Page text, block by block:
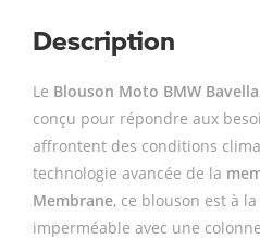
Description
Le Blouson Moto BMW
conçu pour répondre aux
affrontent des conditions
technologie avancée de la
Membrane, ce blouson est à
imperméable avec une